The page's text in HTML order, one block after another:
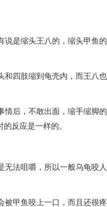
说是缩头王八的，缩头甲鱼
和四肢缩到龟壳内，而王八
情后，不敢出面，缩手缩脚
反应是一样的。
无法咀嚼，所以一般乌龟咬
被甲鱼咬上一口，而且还很